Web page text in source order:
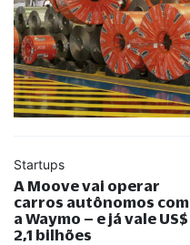
Startups
A Moove vai operar
carros autônomos com
a Waymo – e já vale US$
2,1 bilhões